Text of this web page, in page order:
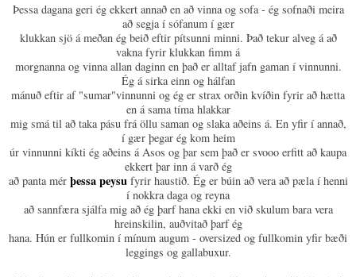
Þessa dagana geri ég ekkert annað en að vinna og sofa - ég sofnaði meira
að segja í sófanum í gær
klukkan sjö á meðan ég beið eftir pítsunni minni. Það tekur alveg á að
vakna fyrir klukkan fimm á
morgnanna og vinna allan daginn en það er alltaf jafn gaman í vinnunni.
Ég á sirka einn og hálfan
mánuð eftir af "sumar"vinnunni og ég er strax orðin kvíðin fyrir að hætta
en á sama tíma hlakkar
mig smá til að taka pásu frá öllu saman og slaka aðeins á. En yfir í annað,
í gær þegar ég kom heim
úr vinnunni kíkti ég aðeins á Asos og þar sem það er svooo erfitt að kaupa
ekkert þar inn á varð ég
að panta mér þessa peysu fyrir haustið. Ég er búin að vera að pæla í henni
í nokkra daga og reyna
að sannfæra sjálfa mig að ég þarf hana ekki en við skulum bara vera
hreinskilin, auðvitað þarf ég
hana. Hún er fullkomin í mínum augum - oversized og fullkomin yfir bæði
leggings og gallabuxur.